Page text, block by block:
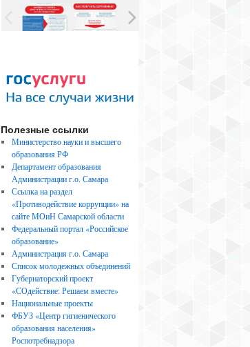
Полезные ссылки
Министерство науки и высшего
образования РФ
Департамент образования
Администрации г.о. Самара
Ссылка на раздел
«Противодействие коррупции» на
сайте МОиН Самарской области
Федеральный портал «Российское
образование»
Администрация г.о. Самара
Список молодежных объединений
Губернаторский проект
«СОдействие: Решаем вместе»
Национальные проекты
ФБУЗ «Центр гигиенического
образования населения»
Роспотребнадзора